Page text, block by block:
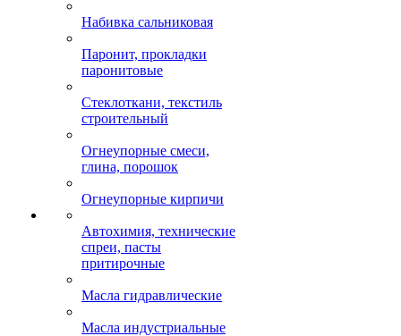
Набивка сальниковая
Паронит, прокладки
паронитовые
Стеклоткани, текстиль
строительный
Огнеупорные смеси,
глина, порошок
Огнеупорные кирпичи
Автохимия, технические
спреи, пасты
притирочные
Масла гидравлические
Масла индустриальные